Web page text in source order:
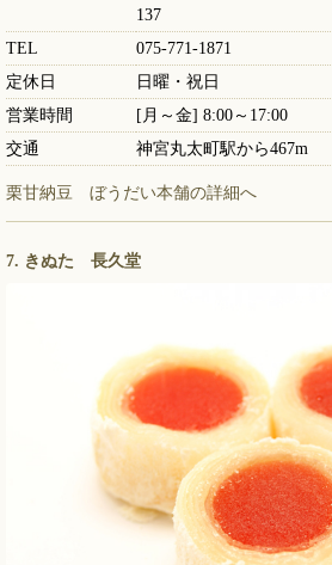
137
TEL
075-771-1871
定休日
日曜・祝日
営業時間
[月～金] 8:00～17:00
交通
神宮丸太町駅から467m
栗甘納豆 ぼうだい本舗の詳細へ
7. きぬた 長久堂